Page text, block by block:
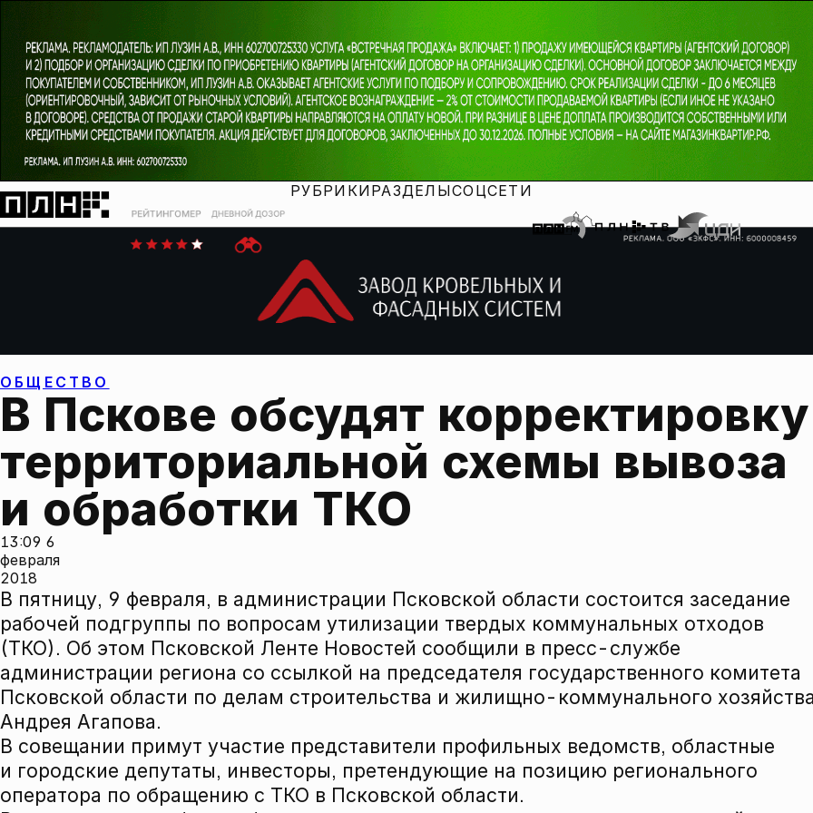
РУБРИКИРАЗДЕЛЫСОЦСЕТИ
ОБЩЕСТВО
В Пскове обсудят корректировку
территориальной схемы вывоза
и обработки ТКО
13:09 6
февраля
2018
В пятницу, 9 февраля, в администрации Псковской области состоится заседание
рабочей подгруппы по вопросам утилизации твердых коммунальных отходов
(ТКО). Об этом Псковской Ленте Новостей сообщили в пресс-службе
администрации региона со ссылкой на председателя государственного комитета
Псковской области по делам строительства и жилищно-коммунального
Андрея Агапова.
В совещании примут участие представители профильных ведомств, областные
и городские депутаты, инвесторы, претендующие на позицию регионального
оператора по обращению с ТКО в Псковской области.